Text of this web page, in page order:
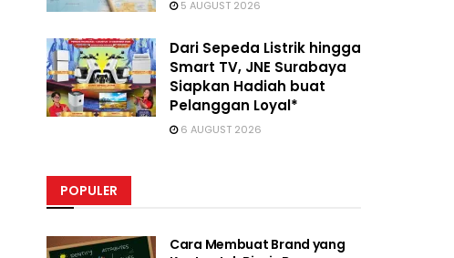
5 AUGUST 2026
Dari Sepeda Listrik hingga
Smart TV, JNE Surabaya
Siapkan Hadiah buat
Pelanggan Loyal*
6 AUGUST 2026
POPULER
Cara Membuat Brand yang